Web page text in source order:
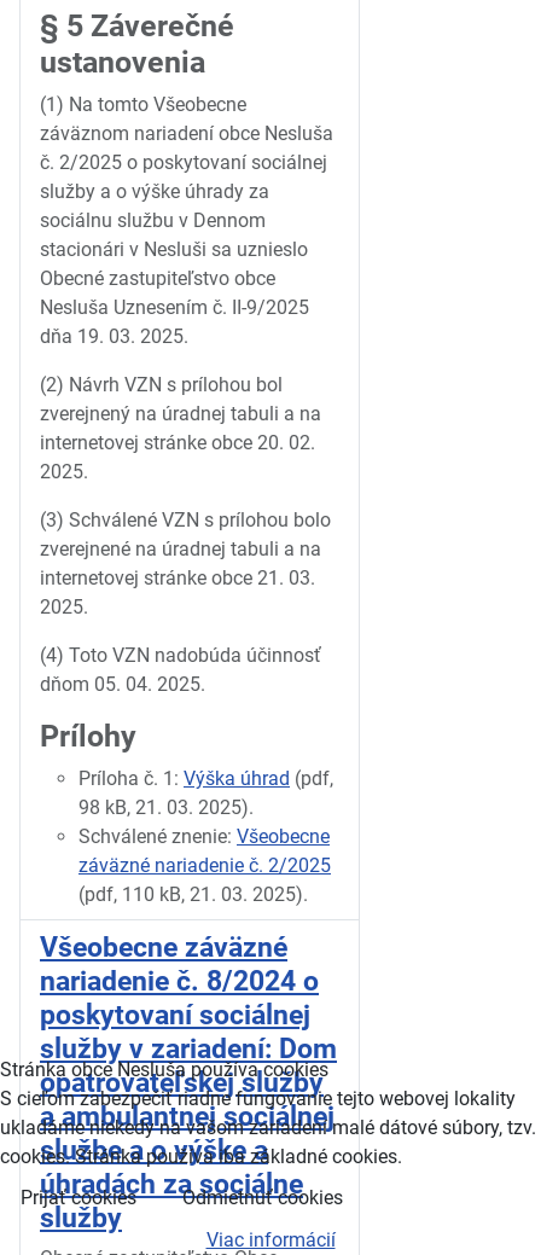
§ 5 Záverečné
ustanovenia
(1) Na tomto Všeobecne
záväznom nariadení obce Nesluša
č. 2/2025 o poskytovaní sociálnej
služby a o výške úhrady za
sociálnu službu v Dennom
stacionári v Nesluši sa uznieslo
Obecné zastupiteľstvo obce
Nesluša Uznesením č. II-9/2025
dňa 19. 03. 2025.
(2) Návrh VZN s prílohou bol
zverejnený na úradnej tabuli a na
internetovej stránke obce 20. 02.
2025.
(3) Schválené VZN s prílohou bolo
zverejnené na úradnej tabuli a na
internetovej stránke obce 21. 03.
2025.
(4) Toto VZN nadobúda účinnosť
dňom 05. 04. 2025.
Prílohy
Príloha č. 1: Výška úhrad (pdf,
98 kB, 21. 03. 2025).
Schválené znenie: Všeobecne
záväzné nariadenie č. 2/2025
(pdf, 110 kB, 21. 03. 2025).
Všeobecne záväzné
nariadenie č. 8/2024 o
poskytovaní sociálnej
služby v zariadení: Dom
opatrovateľskej služby
a ambulantnej sociálnej
službe a o výške a
úhradách za sociálne
služby
Stránka obce Nesluša používa cookies
S cieľom zabezpečiť riadne fungovanie tejto webovej lokality
ukladáme niekedy na vašom zariadení malé dátové súbory, tzv.
cookies. Stránka používa iba základné cookies.
Prijať cookies
Odmietnuť cookies
Viac informácií